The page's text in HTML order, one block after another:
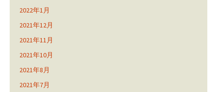
2022年1月
2021年12月
2021年11月
2021年10月
2021年8月
2021年7月